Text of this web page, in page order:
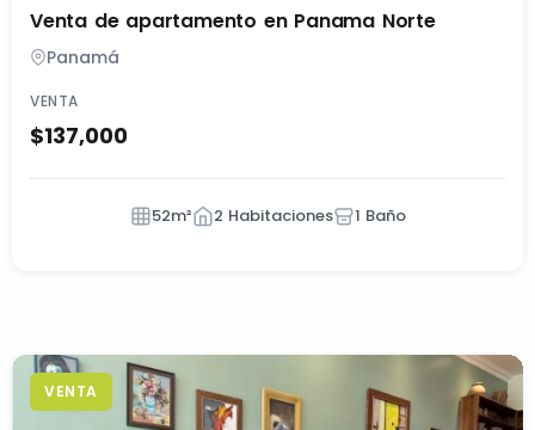
Venta de apartamento en Panama Norte
Panamá
VENTA
$137,000
52m² 2 Habitaciones 1 Baño
VENTA